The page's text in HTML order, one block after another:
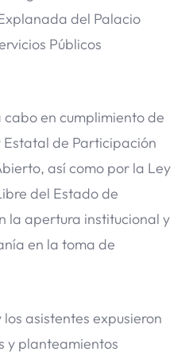
del Palacio
Públicos
en cumplimiento de
de Participación
así como por la Ley
del Estado de
la apertura institucional y
en la toma de
asistentes expusieron
y planteamientos